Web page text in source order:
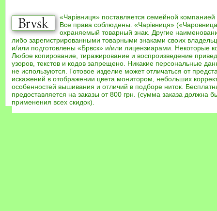
«Чарівниця» поставляется семейной компанией
Все права соблюдены. «Чарівниця»
охраняемый товарный знак. Другие
либо зарегистрированными товарными знаками своих
и/или подготовлены «Брвск» и/или лицензиарами. Некоторые
Любое копирование, тиражирование и воспроизведение
узоров, текстов и кодов запрещено. Никакие персональные
не используются. Готовое изделие может отличаться от
искажений в отображении цвета монитором, небольших
особенностей вышивания и отличий в подборе ниток.
предоставляется на заказы от 800 грн. (сумма заказа должна
применения всех скидок).